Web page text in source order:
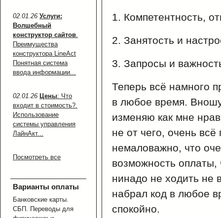
02.01.26 Услуги:
Волшебный
конструктор сайтов.
Преимущества
конструктора LineAct
Понятная система
ввода информации...
02.01.26 Цены: Что
входит в стоимость?.
Использование
системы управления
ЛайнАкт...
Посмотреть все
Варианты оплаты
Банковские карты.
СБП. Переводы для
1. Компетентность,
2. Занятость и
3. Запросы и
Теперь всё намного
в любое время.
изменяю как мне
не от чего, очень
немаловажно, что
возможность
нинадо не ходить не
набрал код в любое
спокойно.